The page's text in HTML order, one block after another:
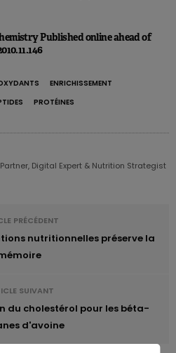
Published online ahead of
ENRICHISSEMENT
PROTÉINES
Digital Expert & Nutrition Strategist
PRÉCÉDENT
nutritionnelles préserve la
SUIVANT
du cholestérol pour les béta-
d'avoine